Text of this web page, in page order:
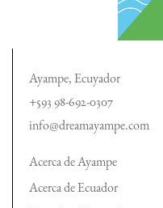
Ayampe, Ecuyador
+593 98-692-0307
info@dreamayampe.com
Acerca de Ayampe
Acerca de Ecuador